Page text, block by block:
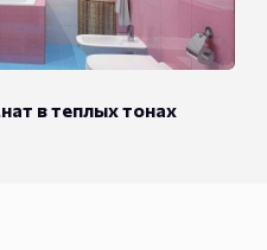
в теплых тонах